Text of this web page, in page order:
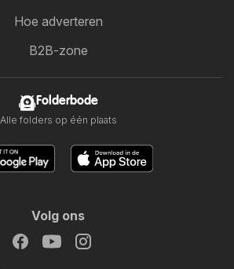
Hoe adverteren
B2B-zone
Folderbode
Alle folders op één plaats
Volg ons